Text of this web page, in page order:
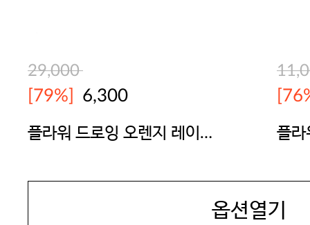
29,000
[79%] 6,300
플라워 드로잉 오렌지 레이스
플라
옵션열기